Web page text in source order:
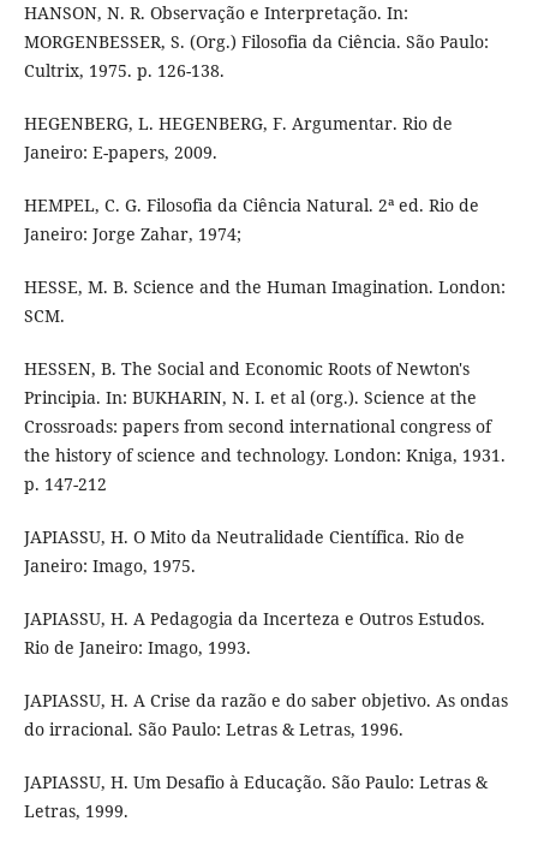
HANSON, N. R. Observação e Interpretação. In:
MORGENBESSER, S. (Org.) Filosofia da Ciência. São Paulo:
Cultrix, 1975. p. 126-138.
HEGENBERG, L. HEGENBERG, F. Argumentar. Rio de
Janeiro: E-papers, 2009.
HEMPEL, C. G. Filosofia da Ciência Natural. 2ª ed. Rio de
Janeiro: Jorge Zahar, 1974;
HESSE, M. B. Science and the Human Imagination. London:
SCM.
HESSEN, B. The Social and Economic Roots of Newton's
Principia. In: BUKHARIN, N. I. et al (org.). Science at the
Crossroads: papers from second international congress of
the history of science and technology. London: Kniga, 1931.
p. 147-212
JAPIASSU, H. O Mito da Neutralidade Científica. Rio de
Janeiro: Imago, 1975.
JAPIASSU, H. A Pedagogia da Incerteza e Outros Estudos.
Rio de Janeiro: Imago, 1993.
JAPIASSU, H. A Crise da razão e do saber objetivo. As ondas
do irracional. São Paulo: Letras & Letras, 1996.
JAPIASSU, H. Um Desafio à Educação. São Paulo: Letras &
Letras, 1999.